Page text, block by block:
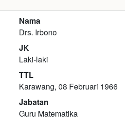
Nama
Drs. Irbono
JK
Laki-laki
TTL
Karawang, 08 Februari 1966
Jabatan
Guru Matematika